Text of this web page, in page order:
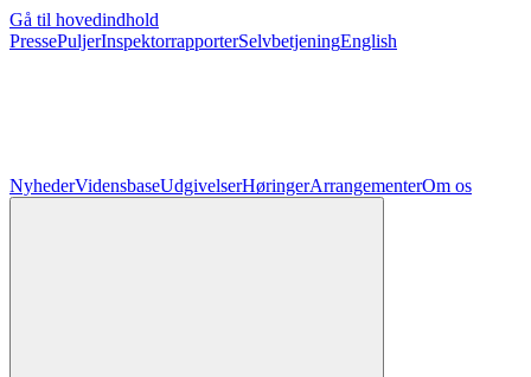
Gå til hovedindhold
PressePuljerInspektorrapporterSelvbetjeningEnglish
NyhederVidensbaseUdgivelserHøringerArrangementerOm os